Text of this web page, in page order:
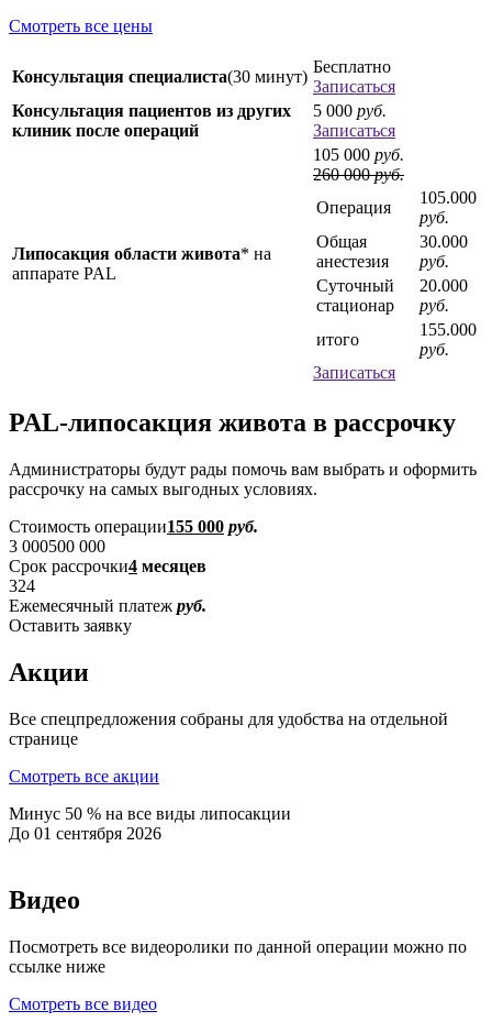
Смотреть все цены
Консультация специалиста(30 минут)
Бесплатно
Записаться
Консультация пациентов из других
клиник после операций
5 000 руб.
Записаться
Липосакция области живота* на
аппарате PAL
105 000 руб.
260 000руб.
Операция
105.000
руб.
Общая
анестезия
30.000
руб.
Суточный
стационар
20.000
руб.
итого
155.000
руб.
Записаться
PAL-липосакция живота в рассрочку
Администраторы будут рады помочь вам выбрать и оформить
рассрочку на самых выгодных условиях.
Стоимость операции155 000 руб.
3 000500 000
Cрок рассрочки4 месяцев
324
Ежемесячный платеж руб.
Оставить заявку
Акции
Все спецпредложения собраны для удобства на отдельной
странице
Смотреть все акции
Минус 50 % на все виды липосакции
До 01 сентября 2026
Видео
Посмотреть все видеоролики по данной операции можно по
ссылке ниже
Смотреть все видео